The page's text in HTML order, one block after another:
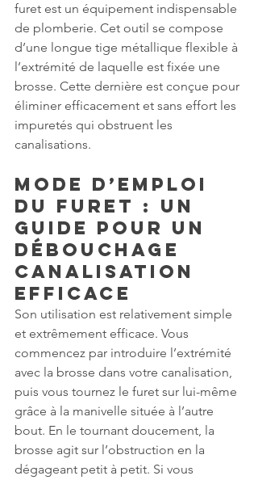
furet est un équipement indispensable
de plomberie. Cet outil se compose
d’une longue tige métallique flexible à
l’extrémité de laquelle est fixée une
brosse. Cette dernière est conçue pour
éliminer efficacement et sans effort les
impuretés qui obstruent les
canalisations.
Mode d’emploi
du furet : un
guide pour un
débouchage
canalisation
efficace
Son utilisation est relativement simple
et extrêmement efficace. Vous
commencez par introduire l’extrémité
avec la brosse dans votre canalisation,
puis vous tournez le furet sur lui-même
grâce à la manivelle située à l’autre
bout. En le tournant doucement, la
brosse agit sur l’obstruction en la
dégageant petit à petit. Si vous